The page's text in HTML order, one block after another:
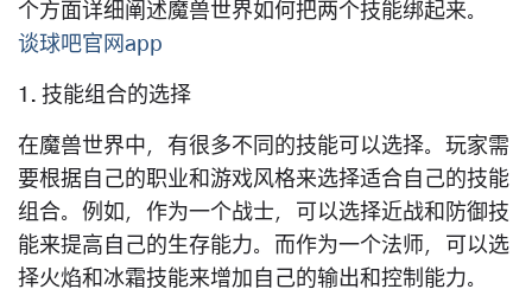
个方面详细阐述魔兽世界如何把两个技能绑起来。
谈球吧官网app
1. 技能组合的选择
在魔兽世界中，有很多不同的技能可以选择。玩家需
要根据自己的职业和游戏风格来选择适合自己的技能
组合。例如，作为一个战士，可以选择近战和防御技
能来提高自己的生存能力。而作为一个法师，可以选
择火焰和冰霜技能来增加自己的输出和控制能力。